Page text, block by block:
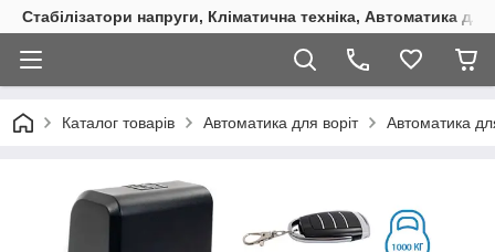
Стабілізатори напруги, Кліматична техніка, Автоматика
Каталог товарів Автоматика для воріт Автоматика